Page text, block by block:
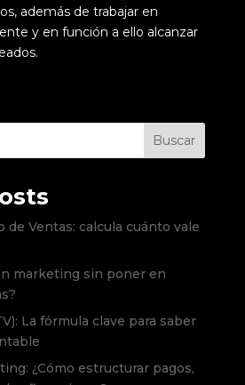
además de trabajar en
y en función a ello alcanzar
Buscar
de Ventas: calcula cuánto vale
marketing sin poner en
La fórmula clave para saber
¿Cómo estructurar pagos,